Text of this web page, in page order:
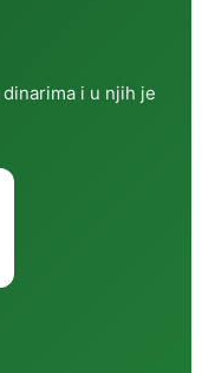
i u njih je